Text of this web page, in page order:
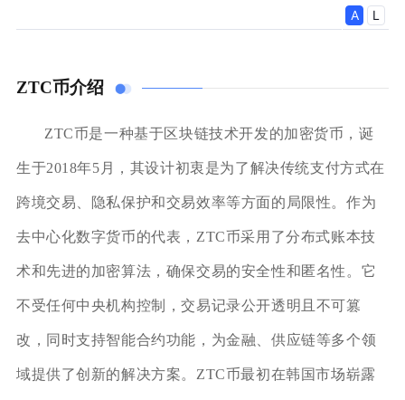
ZTC币介绍
ZTC币是一种基于区块链技术开发的加密货币，诞
生于2018年5月，其设计初衷是为了解决传统支付方式在
跨境交易、隐私保护和交易效率等方面的局限性。作为
去中心化数字货币的代表，ZTC币采用了分布式账本技
术和先进的加密算法，确保交易的安全性和匿名性。它
不受任何中央机构控制，交易记录公开透明且不可篡
改，同时支持智能合约功能，为金融、供应链等多个领
域提供了创新的解决方案。ZTC币最初在韩国市场崭露